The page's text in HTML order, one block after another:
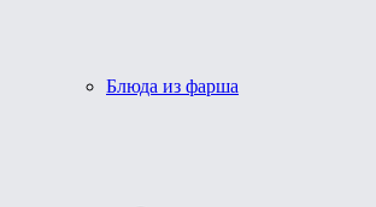
Блюда из фарша